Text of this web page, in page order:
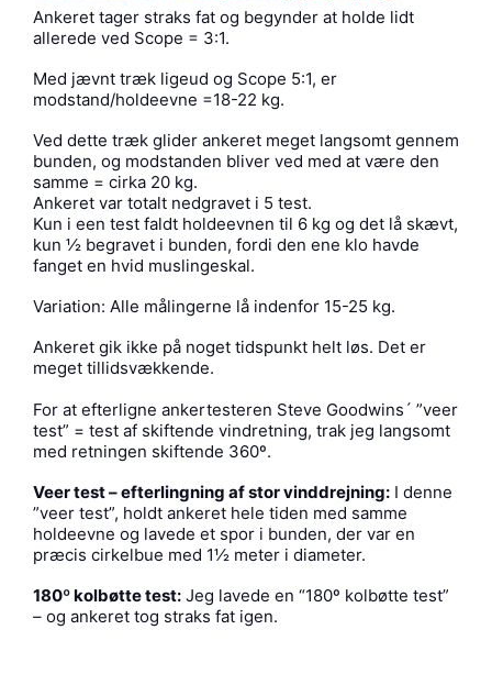
Ankeret tager straks fat og begynder at holde lidt
allerede ved Scope = 3:1.
Med jævnt træk ligeud og Scope 5:1, er
modstand/holdeevne =18-22 kg.
Ved dette træk glider ankeret meget langsomt gennem
bunden, og modstanden bliver ved med at være den
samme = cirka 20 kg.
Ankeret var totalt nedgravet i 5 test.
Kun i een test faldt holdeevnen til 6 kg og det lå skævt,
kun ½ begravet i bunden, fordi den ene klo havde
fanget en hvid muslingeskal.
Variation: Alle målingerne lå indenfor 15-25 kg.
Ankeret gik ikke på noget tidspunkt helt løs. Det er
meget tillidsvækkende.
For at efterligne ankertesteren Steve Goodwins´ ”veer
test” = test af skiftende vindretning, trak jeg langsomt
med retningen skiftende 360º.
Veer test– efterlingning af stor vinddrejning: I denne
”veer test”, holdt ankeret hele tiden med samme
holdeevne og lavede et spor i bunden, der var en
præcis cirkelbue med 1½ meter i diameter.
180º kolbøtte test: Jeg lavede en “180º kolbøtte test”
– og ankeret tog straks fat igen.